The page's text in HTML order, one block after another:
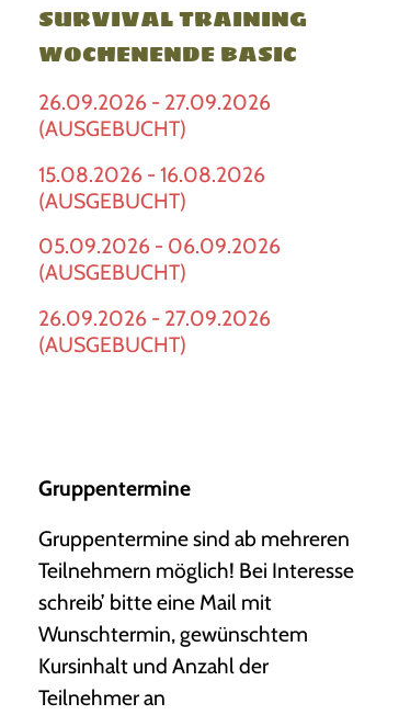
SURVIVAL TRAINING
WOCHENENDE BASIC
26.09.2026 - 27.09.2026
(AUSGEBUCHT)
15.08.2026 - 16.08.2026
(AUSGEBUCHT)
05.09.2026 - 06.09.2026
(AUSGEBUCHT)
26.09.2026 - 27.09.2026
(AUSGEBUCHT)
Gruppentermine
Gruppentermine sind ab mehreren
Teilnehmern möglich! Bei Interesse
schreib’ bitte eine Mail mit
Wunschtermin, gewünschtem
Kursinhalt und Anzahl der
Teilnehmer an